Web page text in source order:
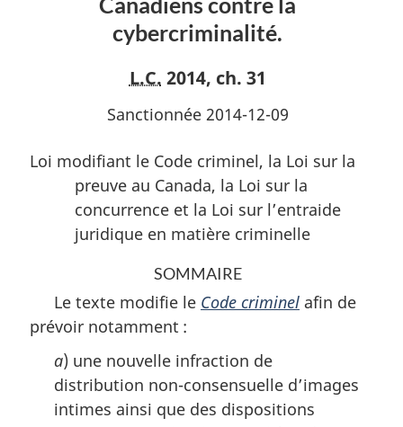
la
cybercriminalité.
contre
la
cybercriminalité.
cybercriminalité.
L.C. 2014, ch. 31
Sanctionnée 2014-12-09
Loi modifiant le Code criminel, la Loi sur la
preuve au Canada, la Loi sur la
concurrence et la Loi sur l’entraide
juridique en matière criminelle
SOMMAIRE
Le texte modifie le Code criminel afin de
prévoir notamment :
a) une nouvelle infraction de
distribution non-consensuelle d’images
intimes ainsi que des dispositions